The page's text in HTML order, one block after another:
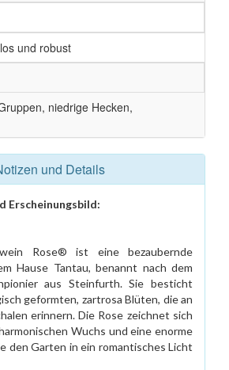
und robust
niedrige Hecken,
und Details
Erscheinungsbild:
Rose® ist eine bezaubernde
Hause Tantau, benannt nach dem
aus Steinfurth. Sie besticht
geformten, zartrosa Blüten, die an
erinnern. Die Rose zeichnet sich
Wuchs und eine enorme
den Garten in ein romantisches Licht